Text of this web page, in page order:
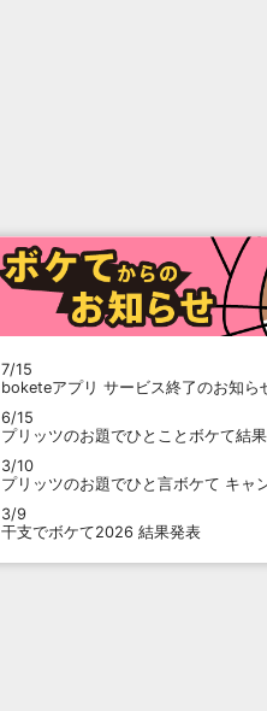
7/15
boketeアプリ サービス終了のお知ら
6/15
プリッツのお題でひとことボケて結
3/10
プリッツのお題でひと言ボケて キャ
3/9
干支でボケて2026 結果発表